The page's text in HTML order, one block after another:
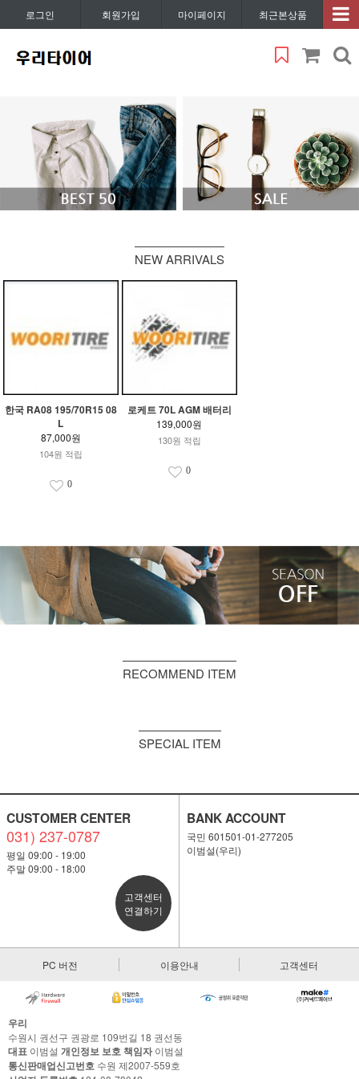
로그인 회원가입 마이페이지 최근본상품
NEW ARRIVALS
한국 RA08 195/70R15 08
L
87,000원
104원 적립
0
로케트 70L AGM 배터리
139,000원
130원 적립
0
RECOMMEND ITEM
SPECIAL ITEM
CUSTOMER CENTER
031) 237-0787
평일 09:00 - 19:00
주말 09:00 - 18:00
고객센터
연결하기
BANK ACCOUNT
국민 601501-01-277205
이범설(우리)
PC 버전 이용안내 고객센터
우리
수원시 권선구 권광로 109번길 18 권선동
대표 이범설 개인정보 보호 책임자이범설
통신판매업신고번호 수원 제2007-559호